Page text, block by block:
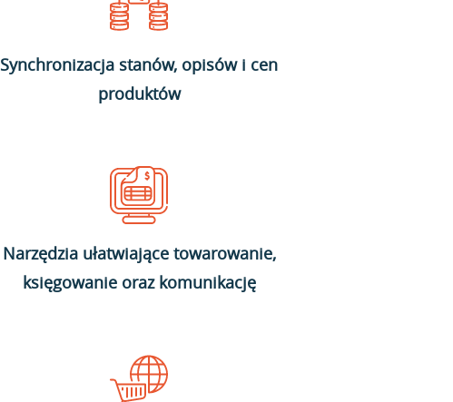
Synchronizacja stanów, opisów i cen
produktów
Narzędzia ułatwiające towarowanie,
księgowanie oraz komunikację